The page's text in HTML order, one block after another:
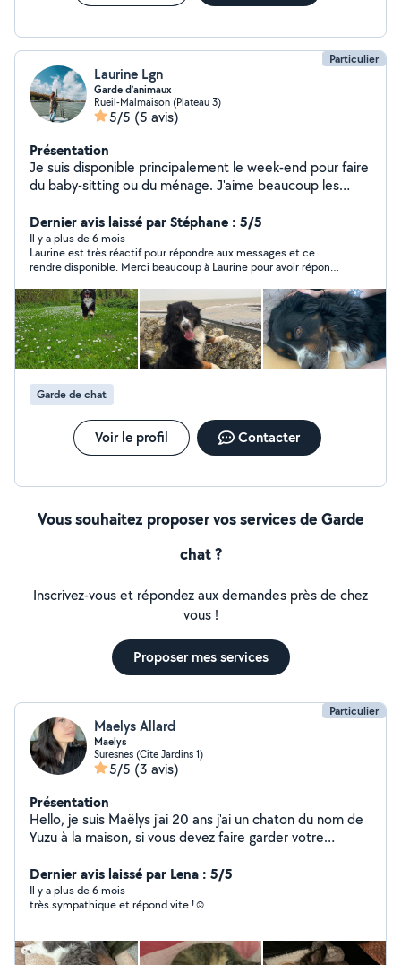
Particulier
Laurine Lgn
Garde d’animaux
Rueil-Malmaison (Plateau 3)
5/5 (5 avis)
Présentation
Je suis disponible principalement le week-end pour faire
du baby-sitting ou du ménage. J'aime beaucoup les
difficulté ou venir à domicile.
Dernier avis laissé par Stéphane : 5/5
Il y a plus de 6 mois
Laurine est très réactif pour répondre aux messages et ce
rendre disponible. Merci beaucoup à Laurine pour avoir répondu
Garde de chat
Voir le profil Contacter
Vous souhaitez proposer vos services de Garde
chat ?
Inscrivez-vous et répondez aux demandes près de chez
vous !
Proposer mes services
Particulier
Maelys Allard
Maelys
Suresnes (Cite Jardins 1)
5/5 (3 avis)
Présentation
Hello, je suis Maëlys j'ai 20 ans j'ai un chaton du nom de
Yuzu à la maison, si vous devez faire garder votre
babysitting après 2-3 ans pour des soucis de
responsabilités et de sécurité. Alors n'hésitez pas à
Dernier avis laissé par Lena : 5/5
Il y a plus de 6 mois
très sympathique et répond vite !☺️